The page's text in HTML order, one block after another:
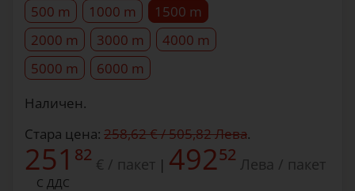
500 m
1000 m
1500 m
2000 m
3000 m
4000 m
5000 m
6000 m
Наличен.
Стара цена: 258,62 € / 505,82 Лева.
251 82 € / пакет | 49252 Лева / пакет
С ДДС